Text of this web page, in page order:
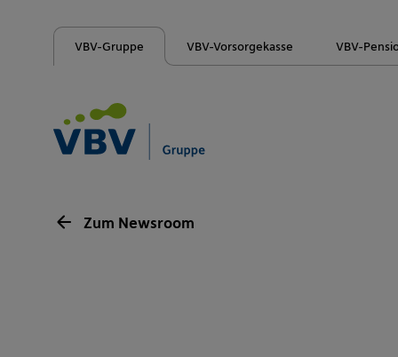
VBV-Gruppe VBV-Vorsorgekasse VBV-
Zum Newsroom